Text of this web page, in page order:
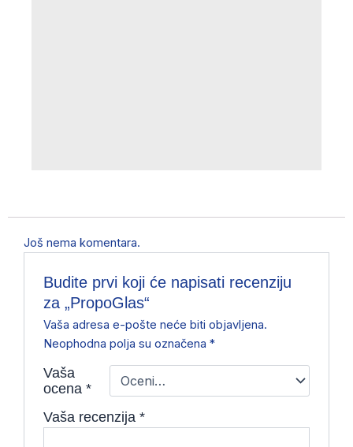
Još nema komentara.
Budite prvi koji će napisati recenziju
za „PropoGlas“
Vaša adresa e-pošte neće biti objavljena.
Neophodna polja su označena*
Vaša
ocena*
Vaša recenzija*